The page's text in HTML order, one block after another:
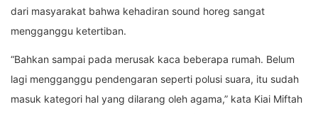
dari masyarakat bahwa kehadiran sound horeg sangat
mengganggu ketertiban.
“Bahkan sampai pada merusak kaca beberapa rumah. Belum
lagi mengganggu pendengaran seperti polusi suara, itu sudah
masuk kategori hal yang dilarang oleh agama,” kata Kiai Miftah